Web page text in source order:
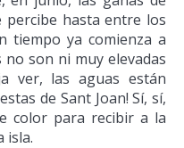
hasta entre los
tiempo ya comienza a
son ni muy elevadas
ver, las aguas están
de Sant Joan! Sí, sí,
color para recibir a la
isla.